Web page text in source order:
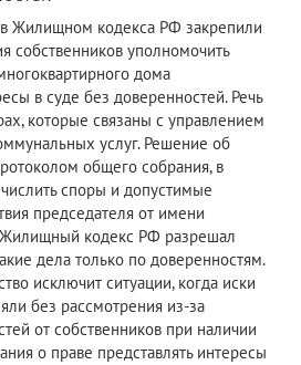
Жилищном кодекса РФ закрепили
собственников уполномочить
дома
в суде без доверенностей. Речь
которые связаны с управлением
услуг. Решение об
общего собрания, в
споры и допустимые
председателя от имени
Жилищный кодекс РФ разрешал
дела только по доверенностям.
исключит ситуации, когда иски
без рассмотрения из-за
от собственников при наличии
о праве представлять интересы